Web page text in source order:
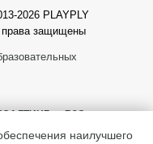
B2C
276-79-03
2026 PLAYPLY
права защищены
наилучшего